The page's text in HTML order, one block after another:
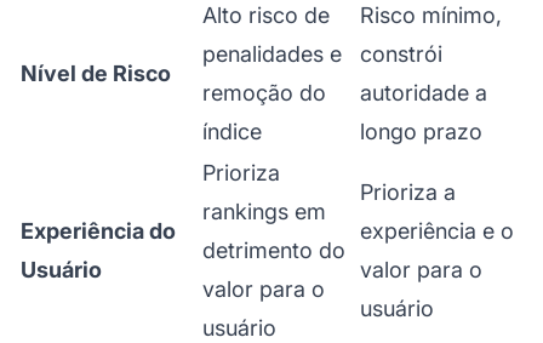
Nível de Risco
Alto risco de
penalidades e
remoção do
índice
Risco mínimo,
constrói
autoridade a
longo prazo
Experiência do
Usuário
Prioriza
rankings em
detrimento do
valor para o
usuário
Prioriza a
experiência e o
valor para o
usuário